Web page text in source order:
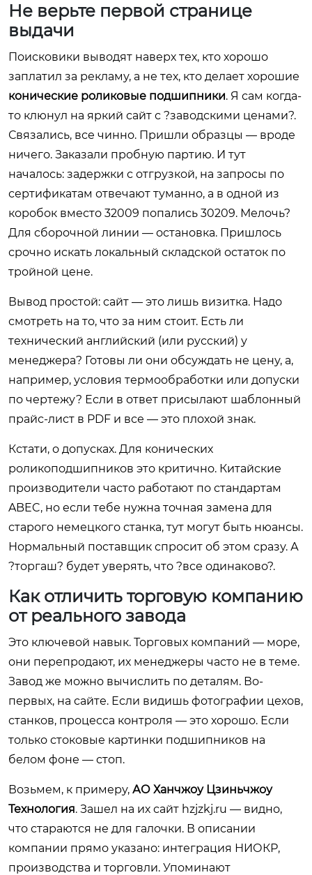
Не верьте первой странице
выдачи
Поисковики выводят наверх тех, кто хорошо
заплатил за рекламу, а не тех, кто делает хорошие
конические роликовые подшипники. Я сам когда-
то клюнул на яркий сайт с ?заводскими ценами?.
Связались, все чинно. Пришли образцы — вроде
ничего. Заказали пробную партию. И тут
началось: задержки с отгрузкой, на запросы по
сертификатам отвечают туманно, а в одной из
коробок вместо 32009 попались 30209. Мелочь?
Для сборочной линии — остановка. Пришлось
срочно искать локальный складской остаток по
тройной цене.
Вывод простой: сайт — это лишь визитка. Надо
смотреть на то, что за ним стоит. Есть ли
технический английский (или русский) у
менеджера? Готовы ли они обсуждать не цену, а,
например, условия термообработки или допуски
по чертежу? Если в ответ присылают шаблонный
прайс-лист в PDF и все — это плохой знак.
Кстати, о допусках. Для конических
роликоподшипников это критично. Китайские
производители часто работают по стандартам
ABEC, но если тебе нужна точная замена для
старого немецкого станка, тут могут быть нюансы.
Нормальный поставщик спросит об этом сразу. А
?торгаш? будет уверять, что ?все одинаково?.
Как отличить торговую компанию
от реального завода
Это ключевой навык. Торговых компаний — море,
они перепродают, их менеджеры часто не в теме.
Завод же можно вычислить по деталям. Во-
первых, на сайте. Если видишь фотографии цехов,
станков, процесса контроля — это хорошо. Если
только стоковые картинки подшипников на
белом фоне — стоп.
Возьмем, к примеру, АО Ханчжоу Цзиньчжоу
Технология. Зашел на их сайт hzjzkj.ru — видно,
что стараются не для галочки. В описании
компании прямо указано: интеграция НИОКР,
производства и торговли. Упоминают